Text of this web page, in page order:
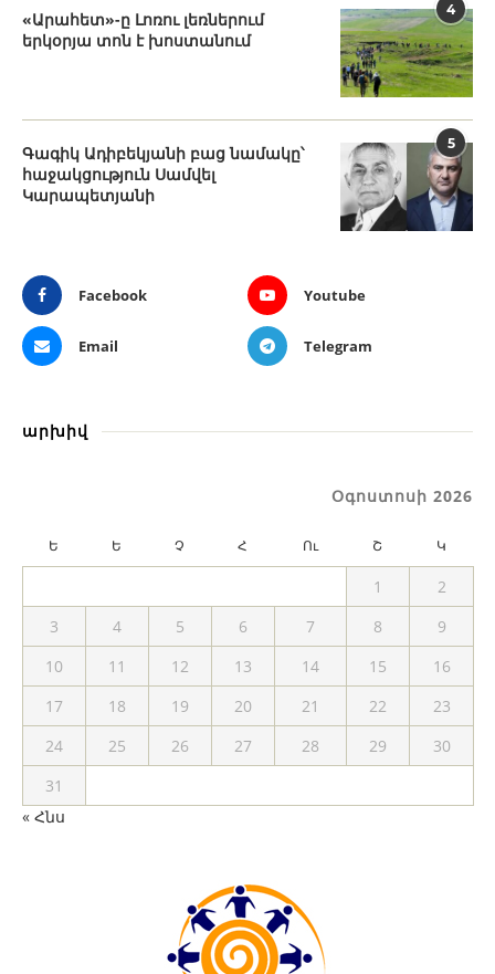
4
«Արահետ»-ը Լոռու լեռներում
երկօրյա տոն է խոստանում
5
Գագիկ Ադիբեկյանի բաց նամակը՝
հաջակցություն Սամվել
Կարապետյանի
Facebook Youtube
Email Telegram
արխիվ
Օգոստոսի 2026
Ե Ե Չ Հ Ու Շ Կ
1
2
3
4 5 6 7 8
9
10
11 12 13 14 15
16
17
18 19 20 21 22
23
24
25 26 27 28 29
30
31
« Հնս